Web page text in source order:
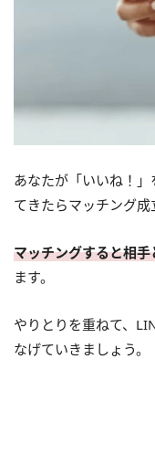
あなたが「いいね！
てきたらマッチング成
マッチングすると相
ます。
やりとりを重ねて、
なげていきましょう。